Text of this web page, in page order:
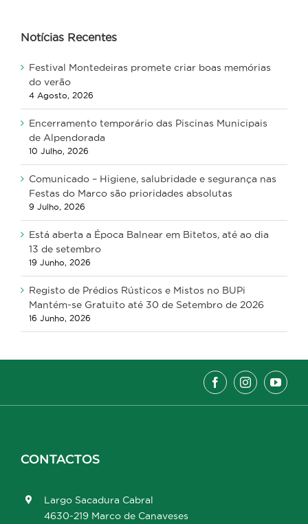
Notícias Recentes
Festival Montedeiras promete criar boas memórias
do verão
4 Agosto, 2026
Encerramento temporário das Piscinas Municipais
de Alpendorada
10 Julho, 2026
Comunicado – Higiene, salubridade e segurança nas
Festas do Marco são prioridades absolutas
9 Julho, 2026
Está aberta a Época Balnear em Bitetos, até ao dia
13 de setembro
19 Junho, 2026
Registo de Prédios Rústicos e Mistos no BUPi
Mantém-se Gratuito até 30 de Setembro de 2026
16 Junho, 2026
CONTACTOS
Largo Sacadura Cabral
4630-219 Marco de Canaveses